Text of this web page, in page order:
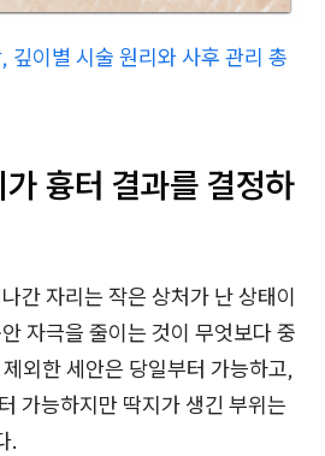
깊이별 시술 원리와 사후 관리 총
흉터 결과를 결정하
간 자리는 작은 상처가 난 상태이
자극을 줄이는 것이 무엇보다 중
외한 세안은 당일부터 가능하고,
가능하지만 딱지가 생긴 부위는
.